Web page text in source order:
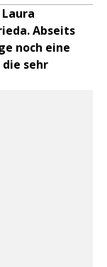
Abseits
noch eine
sehr